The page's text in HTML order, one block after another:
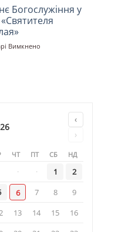
бдіння
у
Свято-
Спасителя
Христа
присвячені
діяльності
єпархіального
Богослужіння у
Вимкнено
‹
›
ЧТ ПТ СБ НД
· · 1
2
6 7 8
9
13 14 15
16